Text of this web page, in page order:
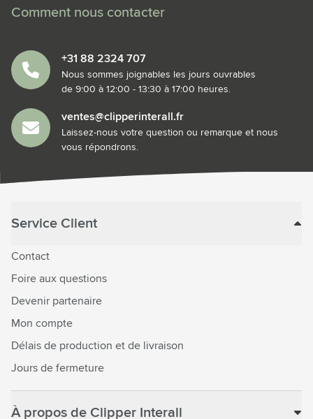
Comment nous contacter
+31 88 2324 707
Nous sommes joignables les jours ouvrables
de 9:00 à 12:00 - 13:30 à 17:00 heures.
ventes@clipperinterall.fr
Laissez-nous votre question ou remarque et nous
vous répondrons.
Service Client
Contact
Foire aux questions
Devenir partenaire
Mon compte
Délais de production et de livraison
Jours de fermeture
À propos de Clipper Interall